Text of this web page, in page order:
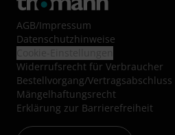
AGB/Impressum
Datenschutzhinweise
Widerrufsrecht für Verbraucher
Bestellvorgang/Vertragsabschluss
Mängelhaftungsrecht
Erklärung zur Barrierefreiheit